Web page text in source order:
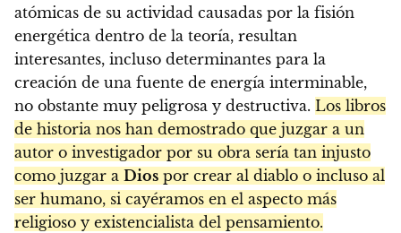
atómicas de su actividad causadas por la fisión
energética dentro de la teoría, resultan
interesantes, incluso determinantes para la
creación de una fuente de energía interminable,
no obstante muy peligrosa y destructiva. Los libros
de historia nos han demostrado que juzgar a un
autor o investigador por su obra sería tan injusto
como juzgar a Dios por crear al diablo o incluso al
ser humano, si cayéramos en el aspecto más
religioso y existencialista del pensamiento.